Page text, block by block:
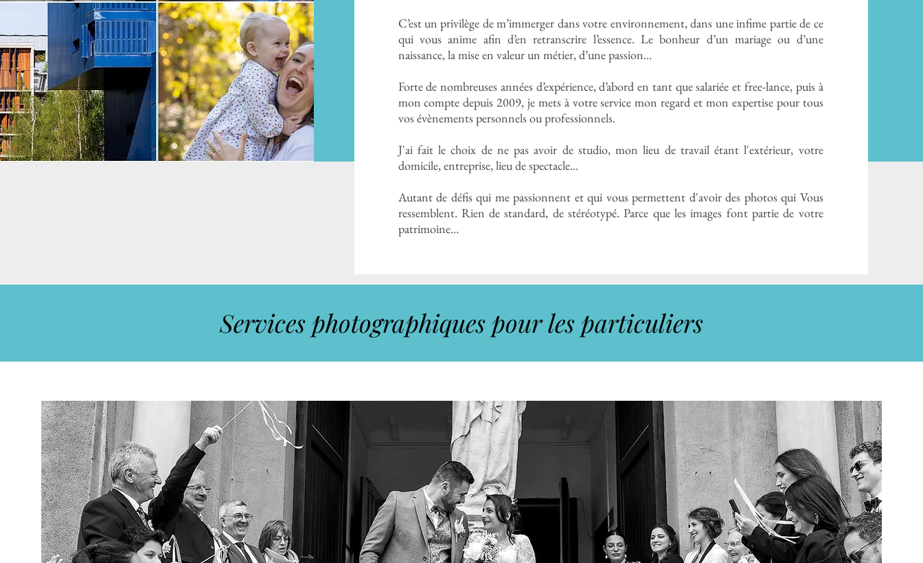
C’est un privilège de m’immerger dans votre environnement, dans une infime partie de ce
qui vous anime afin d’en retranscrire l’essence. Le bonheur d’un mariage ou d’une
naissance, la mise en valeur un métier, d’une passion…
Forte de nombreuses années d’expérience, d’abord en tant que salariée et free-lance, puis à
mon compte depuis 2009,je mets à votre service mon regard et mon expertise pour tous
vos évènements personnels ou professionnels.
J'ai fait le choix de ne pas avoir de studio, mon lieu de travail étant l'extérieur, votre
domicile, entreprise, lieu de spectacle...
Autant de défis qui me passionnent et qui vous permettent d'avoir des photos qui Vous
ressemblent. Rien de standard, de stéréotypé.​Parce que les images font partie de votre
patrimoine…
Services photographiques pour les particuliers